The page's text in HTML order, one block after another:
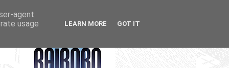
agent
usage
LEARN MORE GOT IT